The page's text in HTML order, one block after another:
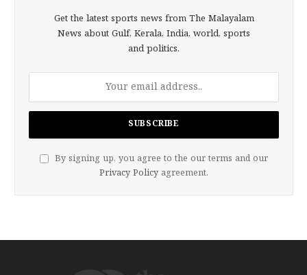
Get the latest sports news from The Malayalam
News about Gulf, Kerala, India, world, sports
and politics.
By signing up, you agree to the our terms and our
Privacy Policy agreement.